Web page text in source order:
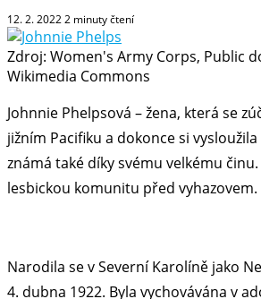
12. 2. 20222 minuty čtení
Zdroj: Women's Army Corps, Public
Wikimedia Commons
Johnnie Phelpsová – žena, která se
jižním Pacifiku a dokonce si
známá také díky svému velkému
lesbickou komunitu před vyhazovem.
Narodila se v Severní Karolíně jako
4. dubna 1922. Byla vychovávána v